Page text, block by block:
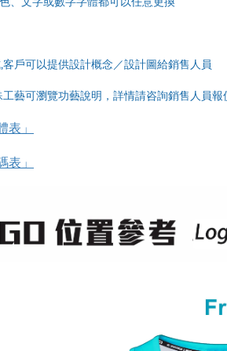
戶可以提供設計概念／設計圖給銷售人員
藝可瀏覽功藝說明，詳情請咨詢銷售人員報
表」
表」